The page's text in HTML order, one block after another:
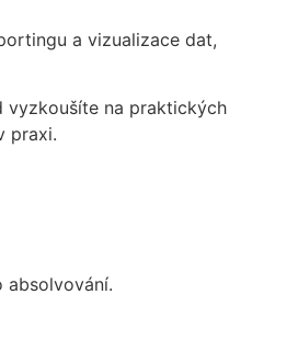
a vizualizace dat,
vyzkoušíte na praktických
praxi.
absolvování.